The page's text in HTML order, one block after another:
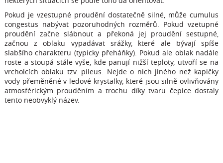
Pokud je vzestupné proudění dostatečně silné, může cumulus
congestus nabývat pozoruhodných rozměrů. Pokud vzetupné
proudění začne slábnout a překoná jej proudění sestupné,
začnou z oblaku vypadávat srážky, které ale bývají spíše
slabšího charakteru (typicky přeháňky). Pokud ale oblak nadále
roste a stoupá stále vyše, kde panují nižší teploty, utvoří se na
vrcholcích oblaku tzv. pileus. Nejde o nich jiného než kapičky
vody přeměněné v ledové krystalky, které jsou silně ovlivňovány
atmosférickým prouděním a trochu díky tvaru čepice dostaly
tento neobvyklý název.